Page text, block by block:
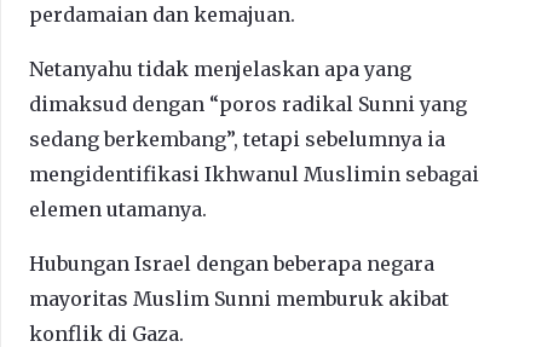
perdamaian dan kemajuan.
Netanyahu tidak menjelaskan apa yang
dimaksud dengan “poros radikal Sunni yang
sedang berkembang”, tetapi sebelumnya ia
mengidentifikasi Ikhwanul Muslimin sebagai
elemen utamanya.
Hubungan Israel dengan beberapa negara
mayoritas Muslim Sunni memburuk akibat
konflik di Gaza.